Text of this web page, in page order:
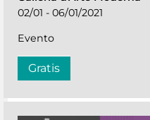
02/01 - 06/01/2021
Evento
Gratis